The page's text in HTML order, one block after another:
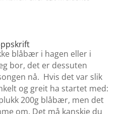
blåbær i hagen eller i
bor, det er dessuten
nå. Hvis det var slik
og greit ha startet med:
200g blåbær, men det
om. Det må kanskje du